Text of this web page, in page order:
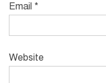
Email *
Website